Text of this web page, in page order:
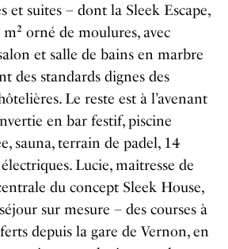
et suites – dont la Sleek Escape,
orné de moulures, avec
et salle de bains en marbre
des standards dignes des
Le reste est à l’avenant
en bar festif, piscine
sauna, terrain de padel, 14
Lucie, maîtresse de
du concept Sleek House,
sur mesure – des courses à
depuis la gare de Vernon, en